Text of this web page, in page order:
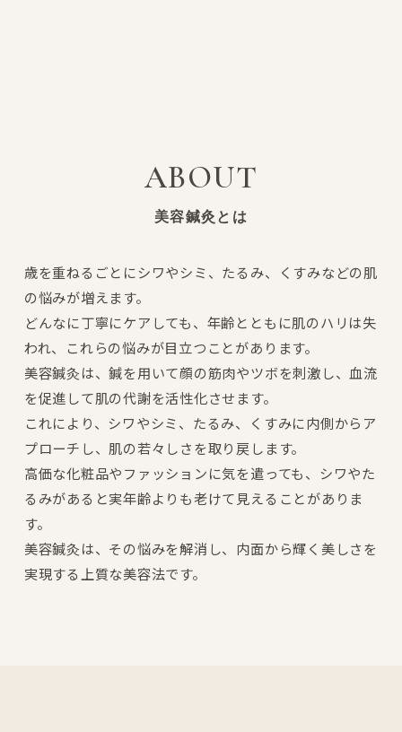
ABOUT
美容鍼灸とは
歳を重ねるごとにシワやシミ、たるみ、くすみなどの肌
の悩みが増えます。
どんなに丁寧にケアしても、年齢とともに肌のハリは失
われ、これらの悩みが目立つことがあります。
美容鍼灸は、鍼を用いて顔の筋肉やツボを刺激し、血流
を促進して肌の代謝を活性化させます。
これにより、シワやシミ、たるみ、くすみに内側からア
プローチし、肌の若々しさを取り戻します。
高価な化粧品やファッションに気を遣っても、シワやた
るみがあると実年齢よりも老けて見えることがありま
す。
美容鍼灸は、その悩みを解消し、内面から輝く美しさを
実現する上質な美容法です。